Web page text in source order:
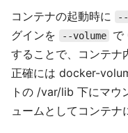
コンテナの起動時に
グインを
--volume
で
することで、コンテナ
正確には docker-
トの /var/lib 下にマウ
ュームとしてコンテナ